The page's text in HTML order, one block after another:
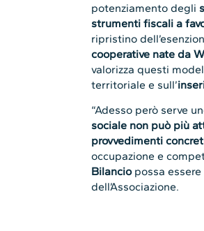
potenziamento degli
strumenti fiscali a
ripristino
cooperative nate da
valorizza questi
territoriale e sull’
“Adesso però serve
sociale non può più
provvedimenti
occupazione e
Bilanciopossa essere
dell’Associazione.